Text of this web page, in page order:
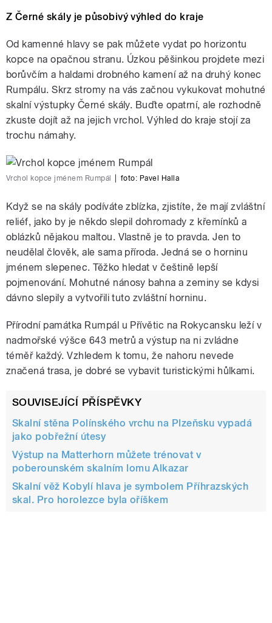
Z Černé skály je působivý výhled do kraje
Od kamenné hlavy se pak můžete vydat po horizontu
kopce na opačnou stranu. Úzkou pěšinkou projdete mezi
borůvčím a haldami drobného kamení až na druhý konec
Rumpálu. Skrz stromy na vás začnou vykukovat mohutné
skalní výstupky Černé skály. Buďte opatrní, ale rozhodně
zkuste dojít až na jejich vrchol. Výhled do kraje stojí za
trochu námahy.
Vrchol kopce jménem Rumpál foto: Pavel Halla
Když se na skály podíváte zblízka, zjistíte, že mají zvláštní
reliéf, jako by je někdo slepil dohromady z křemínků a
oblázků nějakou maltou. Vlastně je to pravda. Jen to
neudělal člověk, ale sama příroda. Jedná se o horninu
jménem slepenec. Těžko hledat v češtině lepší
pojmenování. Mohutné nánosy bahna a zeminy se kdysi
dávno slepily a vytvořili tuto zvláštní horninu.
Přírodní památka Rumpál u Přívětic na Rokycansku leží v
nadmořské výšce 643 metrů a výstup na ni zvládne
téměř každý. Vzhledem k tomu, že nahoru nevede
značená trasa, je dobré se vybavit turistickými hůlkami.
SOUVISEJÍCÍ PŘÍSPĚVKY
Skalní stěna Polínského vrchu na Plzeňsku vypadá
jako pobřežní útesy
Výstup na Matterhorn můžete trénovat v
poberounském skalním lomu Alkazar
Skalní věž Kobylí hlava je symbolem Příhrazských
skal. Pro horolezce byla oříškem